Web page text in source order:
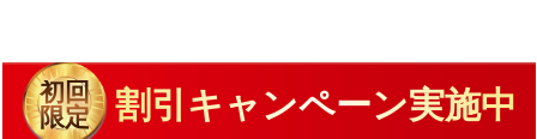
初回
限定
割引キャンペーン実施中